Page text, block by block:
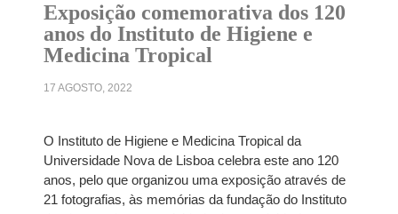
Exposição comemorativa dos 120
anos do Instituto de Higiene e
Medicina Tropical
17 AGOSTO, 2022
O Instituto de Higiene e Medicina Tropical da
Universidade Nova de Lisboa celebra este ano 120
anos, pelo que organizou uma exposição através de
21 fotografias, às memórias da fundação do Instituto